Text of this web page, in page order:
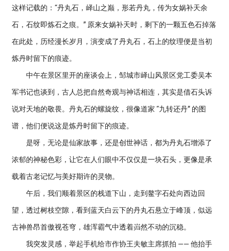
这样记载的：“丹丸石，峄山之巅，形若丹丸，传为女娲补天余
石，石纹即炼石之痕。” 原来女娲补天时，剩下的一颗五色石掉落
在此处，历经漫长岁月，演变成了丹丸石，石上的纹理便是当初
炼丹时留下的痕迹。
中午在景区里开的座谈会上，邹城市峄山风景区党工委吴本
军书记也谈到，古人总把自然奇观与神话相连，其实是借石头诉
说对天地的敬畏。丹丸石的螺旋纹，很像道家 “九转还丹” 的图
谱，他们便说这是炼丹时留下的痕迹。
是呀，无论是仙家故事，还是创世神话，都为丹丸石增添了
浓郁的神秘色彩，让它在人们眼中不仅仅是一块石头，更像是承
载着古老记忆与美好期许的灵物。
午后，我们顺着景区的栈道下山，走到鳌字石处向西边回
望，透过树枝空隙，看到蓝天白云下的丹丸石悬立于峰顶，似远
古神兽昂首傲视苍穹，雄浑霸气中透着岿然不动的沉稳。
我突发灵感，举起手机给市作协王夫敏主席抓拍 —— 他抬手